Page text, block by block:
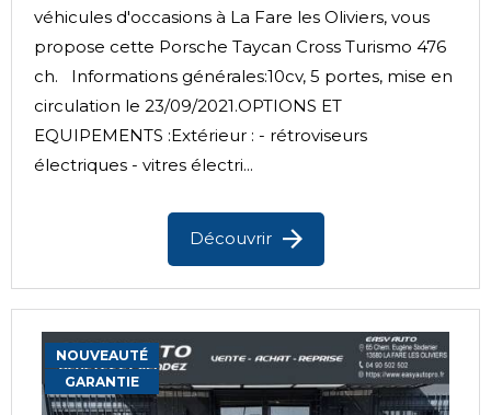
véhicules d'occasions à La Fare les Oliviers, vous
propose cette Porsche Taycan Cross Turismo 476
ch. Informations générales:10cv, 5 portes, mise en
circulation le 23/09/2021.OPTIONS ET
EQUIPEMENTS :Extérieur : - rétroviseurs
électriques - vitres électri...
Découvrir
NOUVEAUTÉ
GARANTIE